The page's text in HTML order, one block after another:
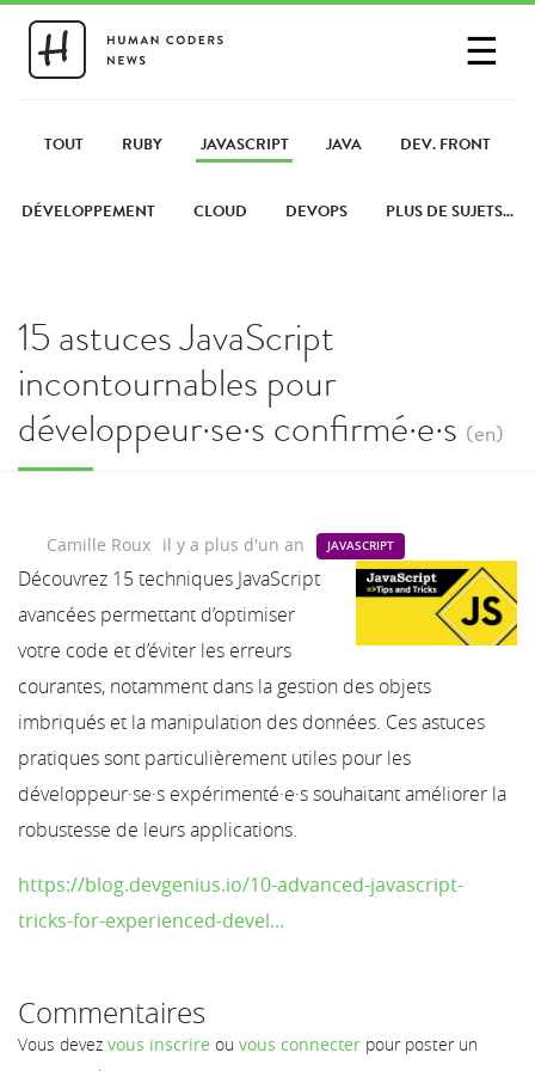
☰
PARTAGER UN LIEN
TOUT RUBY JAVASCRIPT JAVA DEV. FRONT
DÉVELOPPEMENT CLOUD DEVOPS PLUS DE SUJETS...
15 astuces JavaScript
incontournables pour
développeur·se·s confirmé·e·s (en)
Camille Roux il y a plus d'un an JAVASCRIPT
Découvrez 15 techniques JavaScript
avancées permettant d’optimiser
votre code et d’éviter les erreurs
courantes, notamment dans la gestion des objets
imbriqués et la manipulation des données. Ces astuces
pratiques sont particulièrement utiles pour les
développeur·se·s expérimenté·e·s souhaitant améliorer la
robustesse de leurs applications.
https://blog.devgenius.io/10-advanced-javascript-
tricks-for-experienced-devel...
Commentaires
Vous devez vous inscrire ou vous connecter pour poster un